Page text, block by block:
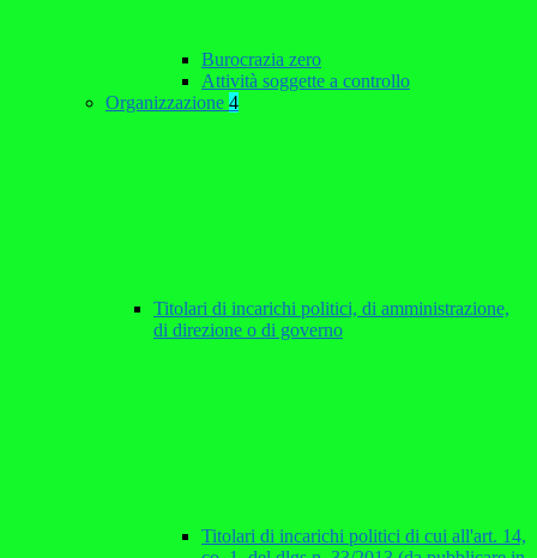
Burocrazia zero
Attività soggette a controllo
Organizzazione 4
Titolari di incarichi politici, di amministrazione,
di direzione o di governo
Titolari di incarichi politici di cui all'art. 14,